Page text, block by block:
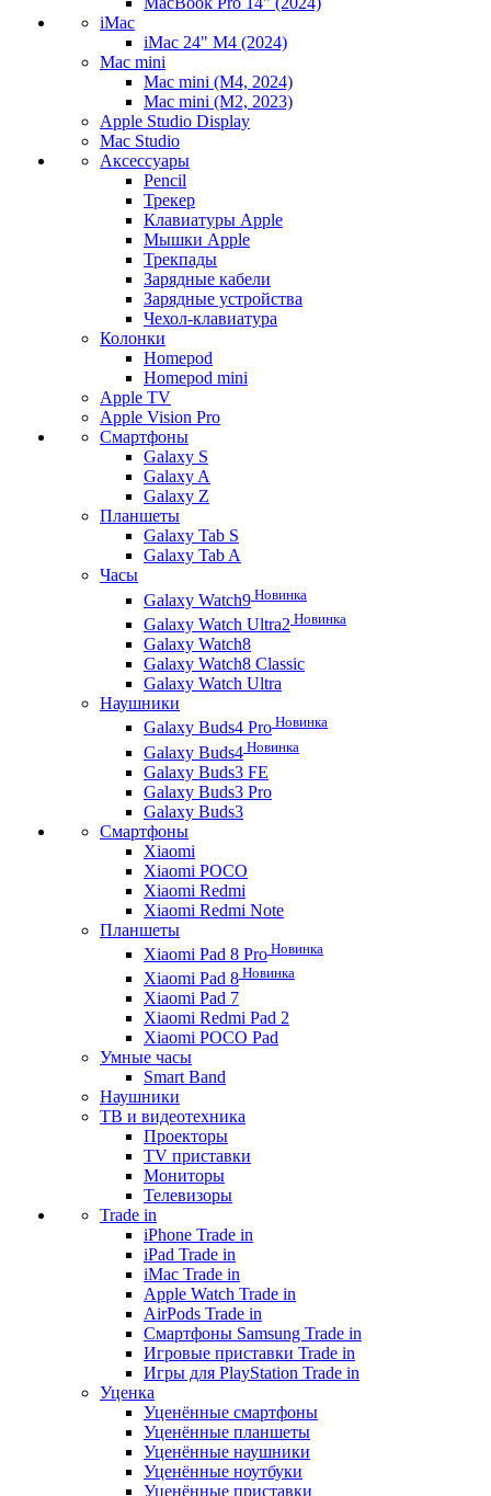
iMac
iMac 24" M4 (2024)
Mac mini
Mac mini (M4, 2024)
Mac mini (M2, 2023)
Apple Studio Display
Mac Studio
Аксессуары
Pencil
Трекер
Клавиатуры Apple
Мышки Apple
Трекпады
Зарядные кабели
Зарядные устройства
Чехол-клавиатура
Колонки
Homepod
Homepod mini
Apple TV
Apple Vision Pro
Смартфоны
Galaxy S
Galaxy A
Galaxy Z
Планшеты
Galaxy Tab S
Galaxy Tab A
Часы
Galaxy Watch9 Новинка
Galaxy Watch Ultra2 Новинка
Galaxy Watch8
Galaxy Watch8 Classic
Galaxy Watch Ultra
Наушники
Galaxy Buds4 Pro Новинка
Galaxy Buds4 Новинка
Galaxy Buds3 FE
Galaxy Buds3 Pro
Galaxy Buds3
Смартфоны
Xiaomi
Xiaomi POCO
Xiaomi Redmi
Xiaomi Redmi Note
Планшеты
Xiaomi Pad 8 Pro Новинка
Xiaomi Pad 8 Новинка
Xiaomi Pad 7
Xiaomi Redmi Pad 2
Xiaomi POCO Pad
Умные часы
Smart Band
Наушники
ТВ и видеотехника
Проекторы
TV приставки
Мониторы
Телевизоры
Trade in
iPhone Trade in
iPad Trade in
iMac Trade in
Apple Watch Trade in
AirPods Trade in
Смартфоны Samsung Trade in
Игровые приставки Trade in
Игры для PlayStation Trade in
Уценка
Уценённые смартфоны
Уценённые планшеты
Уценённые наушники
Уценённые ноутбуки
Уценённые приставки